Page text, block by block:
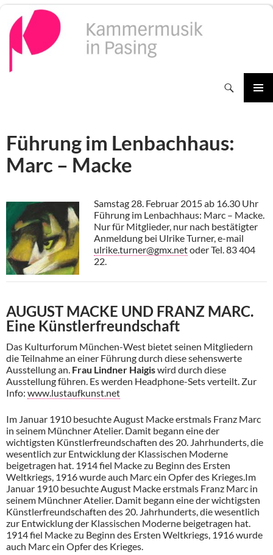
Inhalt
springen
Führung im Lenbachhaus:
Marc – Macke
Samstag 28. Februar 2015 ab 16.30 Uhr
Führung im Lenbachhaus: Marc – Macke.
Nur für Mitglieder, nur nach bestätigter
Anmeldung bei Ulrike Turner, e-mail
ulrike.turner@gmx.netoder Tel. 83 404
22.
AUGUST MACKE UND FRANZ MARC.
Eine Künstlerfreundschaft
Das Kulturforum München-West bietet seinen Mitgliedern
die Teilnahme an einer Führung durch diese sehenswerte
Ausstellung an. Frau Lindner Haigiswird durch diese
Ausstellung führen. Es werden Headphone-Sets verteilt. Zur
Info: www.lustaufkunst.net
Im Januar 1910 besuchte August Macke erstmals Franz Marc
in seinem Münchner Atelier. Damit begann eine der
wichtigsten Künstlerfreundschaften des 20. Jahrhunderts, die
wesentlich zur Entwicklung der Klassischen Moderne
beigetragen hat. 1914 fiel Macke zu Beginn des Ersten
Weltkriegs, 1916 wurde auch Marc ein Opfer des Krieges.Im
Januar 1910 besuchte August Macke erstmals Franz Marc in
seinem Münchner Atelier. Damit begann eine der wichtigsten
Künstlerfreundschaften des 20. Jahrhunderts, die wesentlich
zur Entwicklung der Klassischen Moderne beigetragen hat.
1914 fiel Macke zu Beginn des Ersten Weltkriegs, 1916 wurde
auch Marc ein Opfer des Krieges.